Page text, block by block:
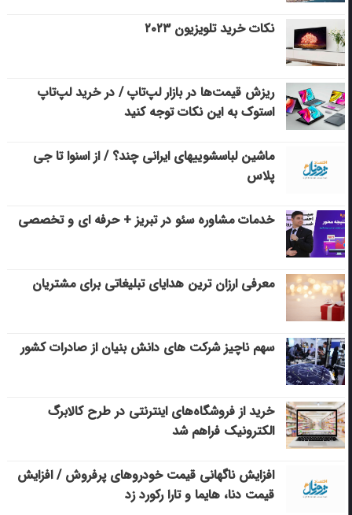
نکات خرید تلویزیون ۲۰۲۳
ریزش قیمت‌ها در بازار لپ‌تاپ / در خرید لپ‌تاپ
استوک به این نکات توجه کنید
ماشین لباسشویی‎های ایرانی چند؟ / از اسنوا تا جی
پلاس
خدمات مشاوره سئو در تبریز + حرفه ای و تخصصی
معرفی ارزان ترین هدایای تبلیغاتی برای مشتریان
سهم ناچیز شرکت های دانش بنیان از صادرات کشور
خرید از فروشگاه‌های اینترنتی در طرح کالابرگ
الکترونیک فراهم شد
افزایش ناگهانی قیمت خودروهای پرفروش / افزایش
قیمت دنا، هایما و تارا رکورد زد